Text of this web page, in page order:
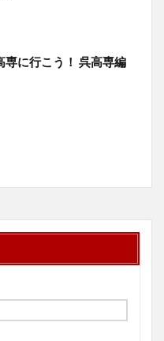
専に行こう！ 呉高専編